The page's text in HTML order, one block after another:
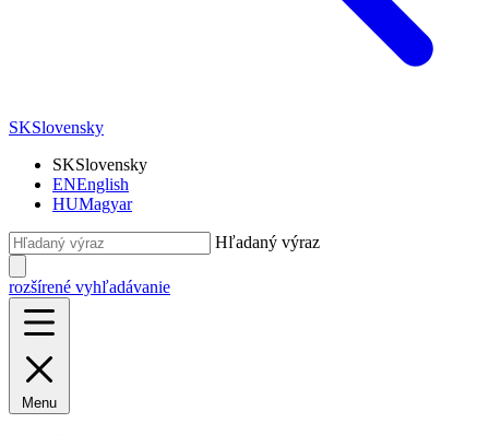
SKSlovensky
SKSlovensky
ENEnglish
HUMagyar
Hľadaný výraz
rozšírené vyhľadávanie
Menu